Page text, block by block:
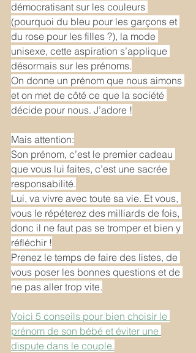
démocratisant sur les couleurs
(pourquoi du bleu pour les garçons et
du rose pour les filles ?), la mode
unisexe, cette aspiration s’applique
désormais sur les prénoms.
On donne un prénom que nous aimons
et on met de côté ce que la société
décide pour nous. J’adore !
Mais attention:
Son prénom, c’est le premier cadeau
que vous lui faites, c’est une sacrée
responsabilité.
Lui, va vivre avec toute sa vie. Et vous,
vous le répéterez des milliards de fois,
donc il ne faut pas se tromper et bien y
réfléchir !
Prenez le temps de faire des listes, de
vous poser les bonnes questions et de
ne pas aller trop vite.
Voici 5 conseils pour bien choisir le
prénom de son bébé et éviter une
dispute dans le couple.